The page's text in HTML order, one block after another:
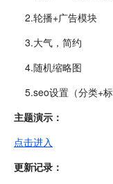
2.轮播+广告模块
3.大气，简约
4.随机缩略图
5.seo设置（分类+标
主题演示：
点击进入
更新记录：